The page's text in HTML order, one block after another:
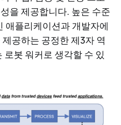
을 제공합니다. 높은 수준
애플리케이션과 개발자에
공하는 공정한 제3자 역
로봇 워커로 생각할 수 있